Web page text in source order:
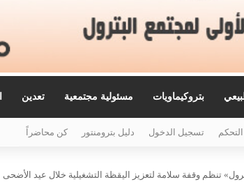
بتروكيماويات مسئولية مجتمعية تعدين
تسجيل الدخول دليل بترومنتور كن محاضراً
تنظم وقفة سلامة لتعزيز اليقظة التشغيلية خلال عيد الأضحى